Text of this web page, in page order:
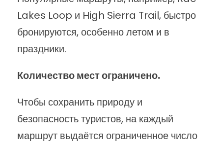
Lakes Loop и High Sierra Trail, быстро
бронируются, особенно летом и в
праздники.
Количество мест ограничено.
Чтобы сохранить природу и
безопасность туристов, на каждый
маршрут выдаётся ограниченное число